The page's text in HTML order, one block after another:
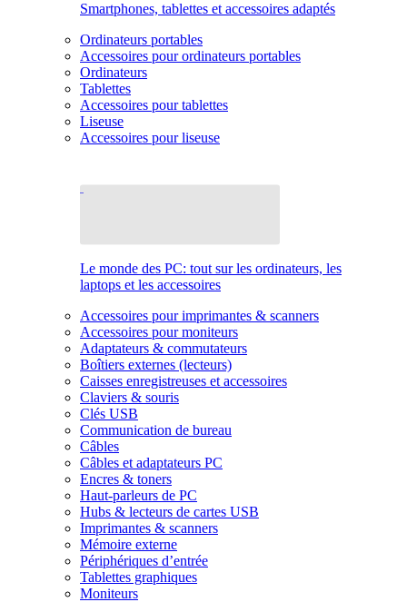
Smartphones, tablettes et accessoires adaptés
Ordinateurs portables
Accessoires pour ordinateurs portables
Ordinateurs
Tablettes
Accessoires pour tablettes
Liseuse
Accessoires pour liseuse
Le monde des PC: tout sur les ordinateurs, les
laptops et les accessoires
Accessoires pour imprimantes & scanners
Accessoires pour moniteurs
Adaptateurs & commutateurs
Boîtiers externes (lecteurs)
Caisses enregistreuses et accessoires
Claviers & souris
Clés USB
Communication de bureau
Câbles
Câbles et adaptateurs PC
Encres & toners
Haut-parleurs de PC
Hubs & lecteurs de cartes USB
Imprimantes & scanners
Mémoire externe
Périphériques d’entrée
Tablettes graphiques
Moniteurs